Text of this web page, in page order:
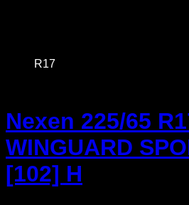
R17
Nexen 225/65
WINGUARD
[102] H